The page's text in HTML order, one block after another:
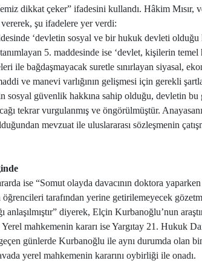
dikkat çeker” ifadesini kullandı. Hâkim Mısır,
vererek, şu ifadelere yer verdi:
‘devletin sosyal ve bir hukuk devleti olduğu
5. maddesinde ise ‘devlet, kişilerin
ile bağdaşmayacak suretle sınırlayan siyasal,
ve manevi varlığının gelişmesi için gerekli
sosyal güvenlik hakkına sahip olduğu, devletin
tekrar vurgulanmış ve öngörülmüştür.
mevzuat ile uluslararası sözleşmenin
ise “Somut olayda davacının doktora
öğrencileri tarafından yerine getirilemeyecek
anlaşılmıştır” diyerek, Elçin Kurbanoğlu’nun
mahkemenin kararı ise Yargıtay 21. Hukuk
günlerde Kurbanoğlu ile aynı durumda olan
yerel mahkemenin kararını oybirliği ile onadı.